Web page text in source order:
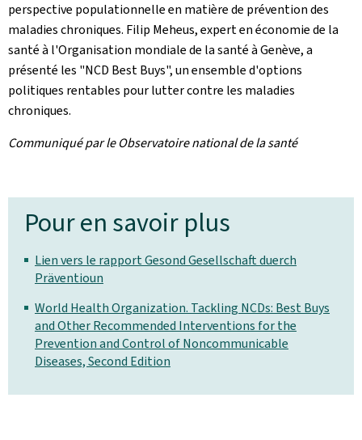
perspective populationnelle en matière de prévention des
maladies chroniques. Filip Meheus, expert en économie de la
santé à l'Organisation mondiale de la santé à Genève, a
présenté les "NCD Best Buys", un ensemble d'options
politiques rentables pour lutter contre les maladies
chroniques.
Communiqué par le Observatoire national de la santé
Pour en savoir plus
Lien vers le rapport Gesond Gesellschaft duerch
Präventioun
World Health Organization. Tackling NCDs: Best Buys
and Other Recommended Interventions for the
Prevention and Control of Noncommunicable
Diseases, Second Edition